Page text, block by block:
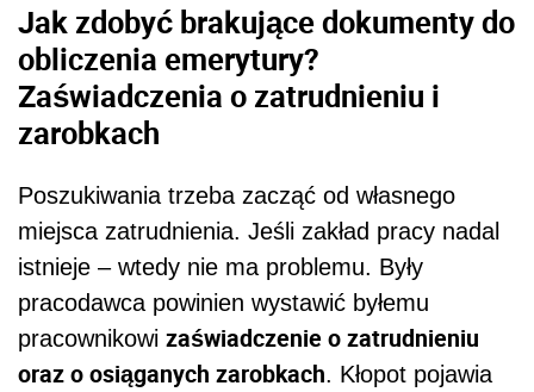
Jak zdobyć brakujące dokumenty do
obliczenia emerytury?
Zaświadczenia o zatrudnieniu i
zarobkach
Poszukiwania trzeba zacząć od własnego
miejsca zatrudnienia. Jeśli zakład pracy nadal
istnieje – wtedy nie ma problemu. Były
pracodawca powinien wystawić byłemu
pracownikowi zaświadczenie o zatrudnieniu
oraz o osiąganych zarobkach. Kłopot pojawia